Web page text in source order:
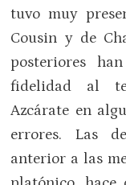
tuvo muy
Cousin y de
posteriores
fidelidad al
Azcárate en
errores. Las
anterior a las